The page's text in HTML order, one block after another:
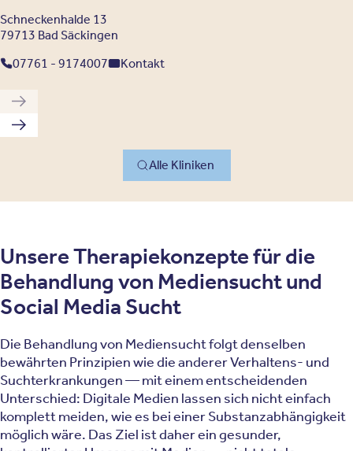
Schneckenhalde 13
79713 Bad Säckingen
07761 - 9174007
Kontakt
Vorherige Klinik
Nächste Klinik
Alle Kliniken
Unsere Therapiekonzepte für die
Behandlung von Mediensucht und
Social Media Sucht
Die Behandlung von Mediensucht folgt denselben
bewährten Prinzipien wie die anderer Verhaltens- und
Suchterkrankungen — mit einem entscheidenden
Unterschied: Digitale Medien lassen sich nicht einfach
komplett meiden, wie es bei einer Substanzabhängigkeit
möglich wäre. Das Ziel ist daher ein gesunder,